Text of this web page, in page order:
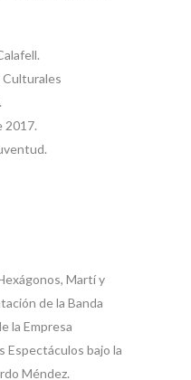
Culturales
2017.
Martí y
de la Banda
la Empresa
Espectáculos bajo la
Méndez.